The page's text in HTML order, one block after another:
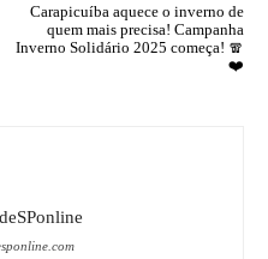
Carapicuíba aquece o inverno de
quem mais precisa! Campanha
Inverno Solidário 2025 começa! 🧣
❤️